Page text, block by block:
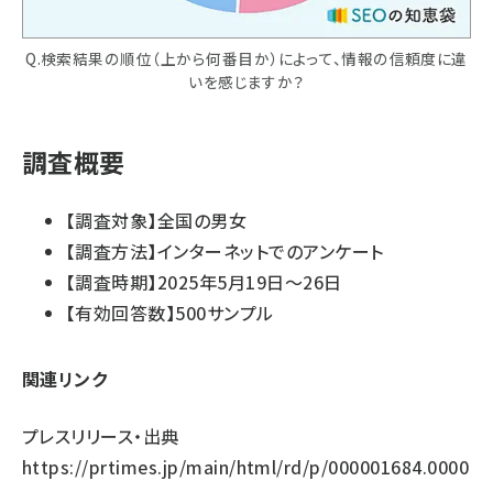
Q.検索結果の順位（上から何番目か）によって、情報の信頼度に違
いを感じますか？
調査概要
【調査対象】全国の男女
【調査方法】インターネットでのアンケート
【調査時期】2025年5月19日～26日
【有効回答数】500サンプル
関連リンク
プレスリリース・出典
https://prtimes.jp/main/html/rd/p/000001684.0000